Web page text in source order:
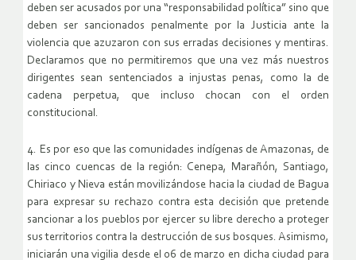
deben ser acusados por una “responsabilidad política” sino que
deben ser sancionados penalmente por la Justicia ante la
violencia que azuzaron con sus erradas decisiones y mentiras.
Declaramos que no permitiremos que una vez más nuestros
dirigentes sean sentenciados a injustas penas, como la de
cadena perpetua, que incluso chocan con el orden
constitucional.
4. Es por eso que las comunidades indígenas de Amazonas, de
las cinco cuencas de la región: Cenepa, Marañón, Santiago,
Chiriaco y Nieva están movilizándose hacia la ciudad de Bagua
para expresar su rechazo contra esta decisión que pretende
sancionar a los pueblos por ejercer su libre derecho a proteger
sus territorios contra la destrucción de sus bosques. Asimismo,
iniciarán una vigilia desde el 06 de marzo en dicha ciudad para